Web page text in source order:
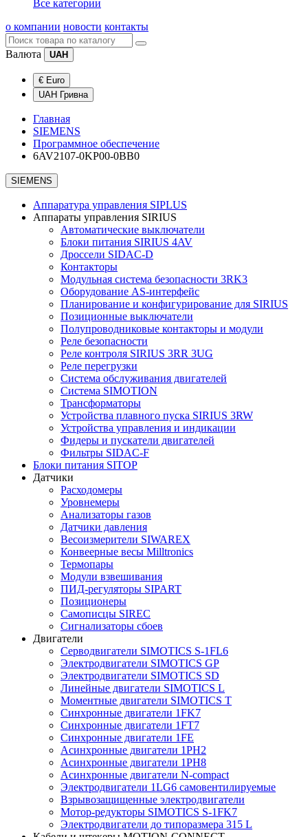
Все категории
о компании новости контакты
Валюта UAH
€ Euro
UAH Гривна
Главная
SIEMENS
Программное обеспечение
6AV2107-0KP00-0BB0
SIEMENS
Аппаратура управления SIPLUS
Аппараты управления SIRIUS
Автоматические выключатели
Блоки питания SIRIUS 4AV
Дроссели SIDAC-D
Контакторы
Модульная система безопасности 3RK3
Оборудование AS-интерфейс
Планирование и конфигурирование для SIRIUS
Позиционные выключатели
Полупроводниковые контакторы и модули
Реле безопасности
Реле контроля SIRIUS 3RR 3UG
Реле перегрузки
Сиcтема обслуживания двигателей
Система SIMOTION
Трансформаторы
Устройства плавного пуска SIRIUS 3RW
Устройства управления и индикации
Фидеры и пускатели двигателей
Фильтры SIDAC-F
Блоки питания SITOP
Датчики
Расходомеры
Уровнемеры
Анализаторы газов
Датчики давления
Весоизмерители SIWAREX
Конвеерные весы Milltronics
Термопары
Модули взвешивания
ПИД-регуляторы SIPART
Позиционеры
Самописцы SIREC
Сигнализаторы сбоев
Двигатели
Серводвигатели SIMOTICS S-1FL6
Электродвигатели SIMOTICS GP
Электродвигатели SIMOTICS SD
Линейные двигатели SIMOTICS L
Моментные двигатели SIMOTICS T
Синхронные двигатели 1FK7
Синхронные двигатели 1FT7
Синхронные двигатели 1FE
Асинхронные двигатели 1PH2
Асинхронные двигатели 1PH8
Асинхронные двигатели N-compact
Электродвигатели 1LG6 cамовентилируемые
Взрывозащищенные электродвигатели
Мотор-редукторы SIMOTICS S-1FK7
Электродвигатели до типоразмера 315 L